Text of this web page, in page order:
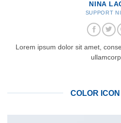
NINA
SUPPORT
Lorem ipsum dolor sit amet,
COLOR